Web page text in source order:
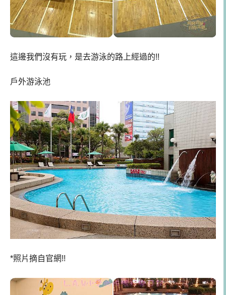
這邊我們沒有玩，是去游泳的路上經過的!!
戶外游泳池
*照片摘自官網!!